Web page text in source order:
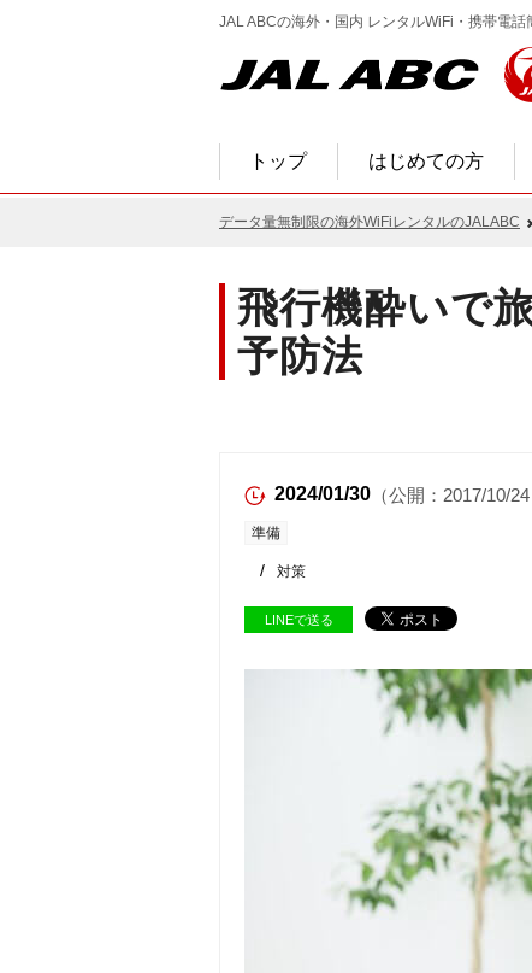
JAL ABCの海外・国内 レンタルWiFi・携帯電
トップ はじめての方
データ量無制限の海外WiFiレンタルのJALABC
飛行機酔いで
予防法
2024/01/30 （公開：2017/10/24
準備
対策
LINEで送る